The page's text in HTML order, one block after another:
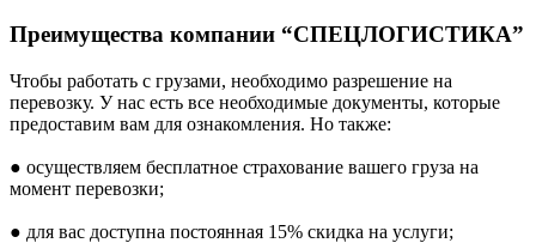
Преимущества компании “СПЕЦЛОГИСТИКА”
Чтобы работать с грузами, необходимо разрешение на
перевозку. У нас есть все необходимые документы, которые
предоставим вам для ознакомления. Но также:
● осуществляем бесплатное страхование вашего груза на
момент перевозки;
● для вас доступна постоянная 15% скидка на услуги;